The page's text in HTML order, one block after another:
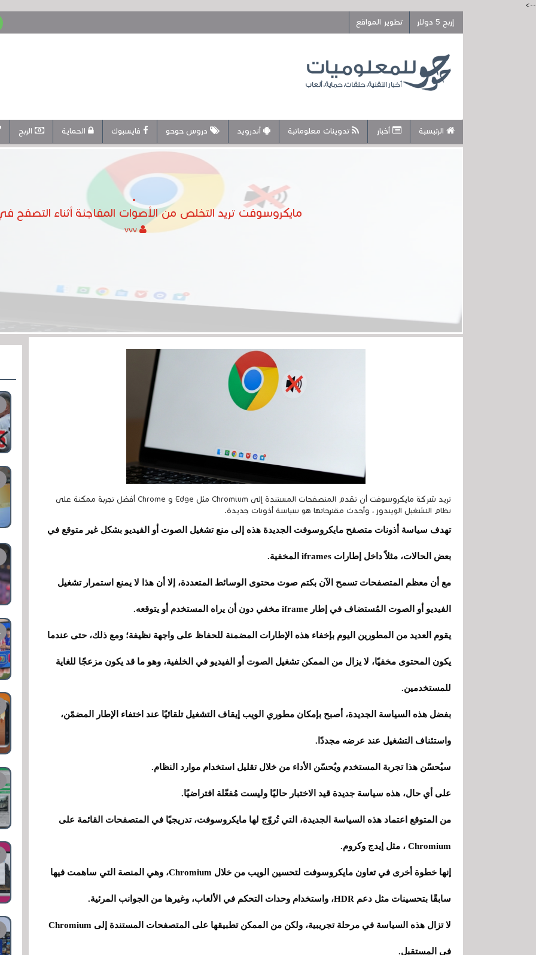
-->
إربح 5 دولار
تطوير المواقع
الرئيسية أخبار تدوينات معلوماتية أندرويد دروس حوحو فايسبوك الحماية الربح
مايكروسوفت تريد التخلص من الأصوات المفاجئة أثناء التصفح
vvv
تريد شركة مايكروسوفت أن تقدم المتصفحات المستندة إلى Chromium مثل Edge و Chrome أفضل تجربة ممكنة على
نظام التشغيل الويندوز ، وأحدث مقترحاتها هو سياسة أذونات جديدة.
تهدف سياسة أذونات متصفح مايكروسوفت الجديدة هذه إلى منع تشغيل الصوت أو الفيديو بشكل غير متوقع في
بعض الحالات، مثلاً داخل إطارات iframes المخفية.
مع أن معظم المتصفحات تسمح الآن بكتم صوت محتوى الوسائط المتعددة، إلا أن هذا لا يمنع استمرار تشغيل
الفيديو أو الصوت المُستضاف في إطار iframe مخفي دون أن يراه المستخدم أو يتوقعه.
يقوم العديد من المطورين اليوم بإخفاء هذه الإطارات المضمنة للحفاظ على واجهة نظيفة؛ ومع ذلك، حتى عندما
يكون المحتوى مخفيًا، لا يزال من الممكن تشغيل الصوت أو الفيديو في الخلفية، وهو ما قد يكون مزعجًا للغاية
للمستخدمين.
بفضل هذه السياسة الجديدة، أصبح بإمكان مطوري الويب إيقاف التشغيل تلقائيًا عند اختفاء الإطار المضمّن،
واستئناف التشغيل عند عرضه مجددًا.
سيُحسّن هذا تجربة المستخدم ويُحسّن الأداء من خلال تقليل استخدام موارد النظام.
على أي حال، هذه سياسة جديدة قيد الاختبار حاليًا وليست مُفعّلة افتراضيًا.
من المتوقع اعتماد هذه السياسة الجديدة، التي تُروّج لها مايكروسوفت، تدريجيًا في المتصفحات القائمة على
Chromium ، مثل إيدج وكروم.
إنها خطوة أخرى في تعاون مايكروسوفت لتحسين الويب من خلال Chromium، وهي المنصة التي ساهمت فيها
سابقًا بتحسينات مثل دعم HDR، واستخدام وحدات التحكم في الألعاب، وغيرها من الجوانب المرئية.
لا تزال هذه السياسة في مرحلة تجريبية، ولكن من الممكن تطبيقها على المتصفحات المستندة إلى Chromium
في المستقبل.